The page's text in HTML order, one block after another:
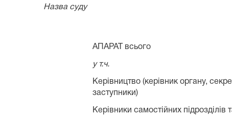
Назва суду
АПАРАТ всього
у т.ч.
Керівництво (керівник органу,
заступники)
Керівники самостійних підрозділів